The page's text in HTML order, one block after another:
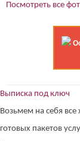
Посмотреть все
Выписка под ключ
Возьмем на себя
готовых пакетов